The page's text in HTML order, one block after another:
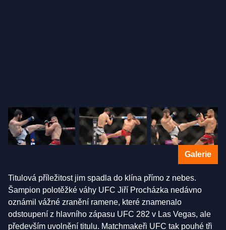
Galerie
Titulová příležitost jim spadla do klína přímo z nebes.
Šampion polotěžké váhy UFC Jiří Procházka nedávno
oznámil vážné zranění ramene, které znamenalo
odstoupení z hlavního zápasu UFC 282 v Las Vegas, ale
především uvolnění titulu. Matchmakeři UFC tak pouhé tři